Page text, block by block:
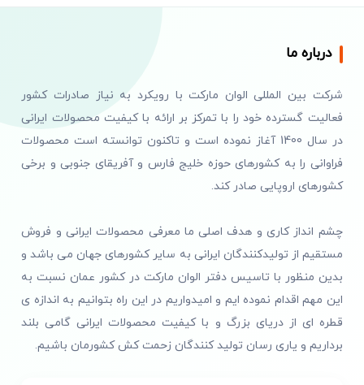
درباره ما
شرکت بین المللی الوان مارکت با رویکرد به نیاز صادرات کشور
فعالیت گسترده خود را با تمرکز بر ارائه با کیفیت محصولات ایرانی
در سال 1400 آغاز نموده است و تاکنون توانسته است محصولات
فراوانی را به کشورهای حوزه خلیج فارس و آفریقای جنوبی و برخی
کشورهای اروپایی صادر کند.
چشم انداز کاری و هدف اصلی ما معرفی محصولات ایرانی و فروش
مستقیم از تولیدکنندگان ایرانی به سایر کشورهای جهان می باشد و
بدین منظور با تاسیس دفتر الوان مارکت در کشور عمان نسبت به
این مهم اقدام نموده ایم و امیدواریم در این راه بتوانیم به اندازه ی
قطره ای از دریای بزرگ و با کیفیت محصولات ایرانی گامی بلند
برداریم و یاری رسان تولید کنندگان زحمت کش کشورمان باشیم.